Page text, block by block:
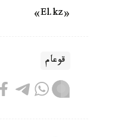
«El.kz»
قوعام